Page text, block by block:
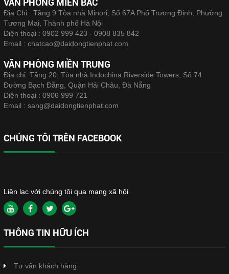
VĂN PHÒNG MIỀN BẮC
Địa Chỉ : Tầng 9 Tòa nhà Minori, Số 67A Phố Trương Định, Phường
Tương Mai, Thành phố Hà Nội
Điện thoại : 0902 999 423 - 0908 835 842
Email : chatcao@daidongtienphat.com
VĂN PHÒNG MIỀN TRUNG
Địa chỉ: Tầng 20, Tòa nhà Indochina Riverside Towers, Số 74
Đường Bạch Đằng, Quận Hải Châu, Đà Nẵng
Điện thoại : 0906 999 721
Email : sang@daidongtienphat.com
CHÚNG TÔI TRÊN FACEBOOK
Liên lạc với chúng tôi qua mạng xã hội
THÔNG TIN HỮU ÍCH
Tư vấn khách hàng